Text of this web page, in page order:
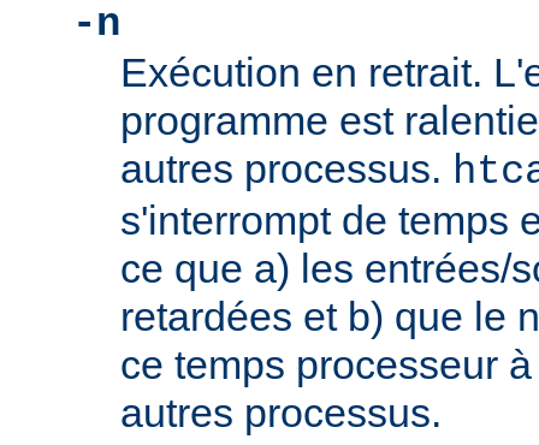
-n
Exécution en retrait.
programme est
autres processus.
s'interrompt de temps
ce que a) les entrées/
retardées et b) que le
ce temps processeur
autres processus.